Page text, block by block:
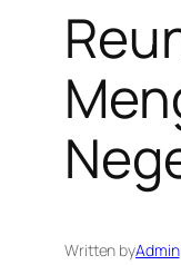
Written byAdmin